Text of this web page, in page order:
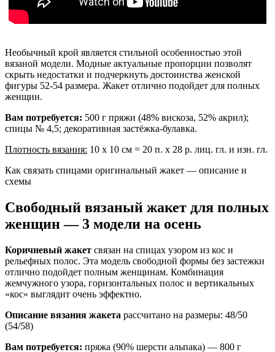
Необычный крой является стильной особенностью этой
вязаной модели. Модные актуальные пропорции позволят
скрыть недостатки и подчеркнуть достоинства женской
фигуры 52-54 размера. Жакет отлично подойдет для полных
женщин.
Вам потребуется: 500 г пряжи (48% вискоза, 52% акрил);
спицы № 4,5; декоративная застёжка-булавка.
Плотность вязания: 10 х 10 см = 20 п. х 28 р. лиц. гл. и изн. гл.
Как связать спицами оригинальный жакет — описание и
схемы
Свободный вязаный жакет для полных
женщин — 3 модели на осень
Коричневый жакет связан на спицах узором из кос и
рельефных полос. Эта модель свободной формы без застежки
отлично подойдет полным женщинам. Комбинация
жемчужного узора, горизонтальных полос и вертикальных
«кос» выглядит очень эффектно.
Описание вязания жакета рассчитано на размеры: 48/50
(54/58)
Вам потребуется: пряжа (90% шерсти альпака) — 800 г